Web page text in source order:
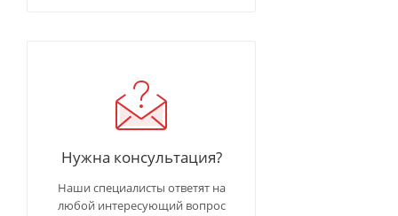
Нужна консультация?
Наши специалисты ответят на
любой интересующий вопрос